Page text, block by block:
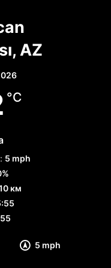
AZ
°C
5 mph
5 mph
км